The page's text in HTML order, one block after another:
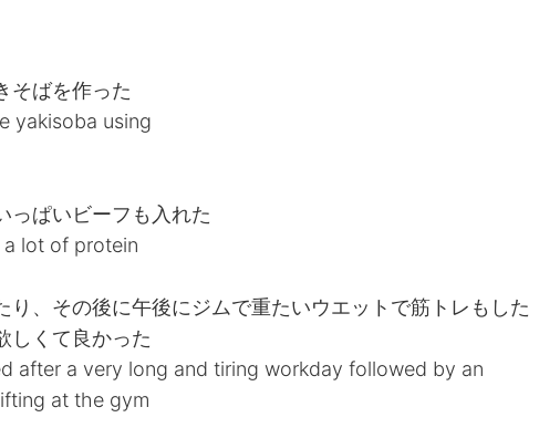
そばを作った
yakisoba using
っぱいビーフも入れた
lot of protein
り、その後に午後にジムで重たいウエットで筋トレもした
しくて良かった
after a very long and tiring workday followed by an
at the gym